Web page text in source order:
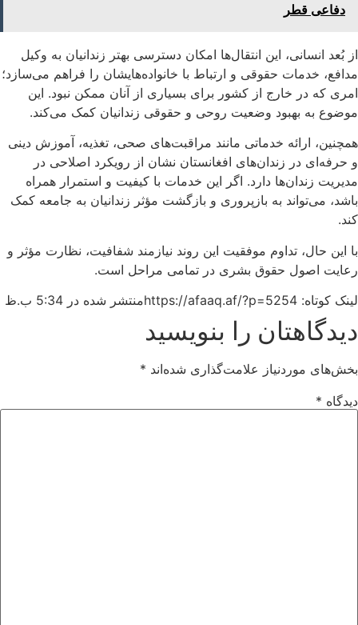
دفاعی قطر
از بُعد انسانی، این انتقال‌ها امکان دسترسی بهتر زندانیان به وکیل
مدافع، خدمات حقوقی و ارتباط با خانواده‌هایشان را فراهم می‌سازد؛
امری که در خارج از کشور برای بسیاری از آنان ممکن نبود. این
موضوع به بهبود وضعیت روحی و حقوقی زندانیان کمک می‌کند.
همچنین، ارائه خدماتی مانند مراقبت‌های صحی، تغذیه، آموزش دینی
و حرفه‌ای در زندان‌های افغانستان نشان از رویکرد اصلاحی در
مدیریت زندان‌ها دارد. اگر این خدمات با کیفیت و استمرار همراه
باشد، می‌تواند به بازپروری و بازگشت مؤثر زندانیان به جامعه کمک
کند.
با این حال، تداوم موفقیت این روند نیازمند شفافیت، نظارت مؤثر و
رعایت اصول حقوق بشری در تمامی مراحل است.
لینک کوتاه: https://afaaq.af/?p=5254
منتشر شده در 5:34 ب.ظ
دیدگاهتان را بنویسید
بخش‌های موردنیاز علامت‌گذاری شده‌اند *
دیدگاه *